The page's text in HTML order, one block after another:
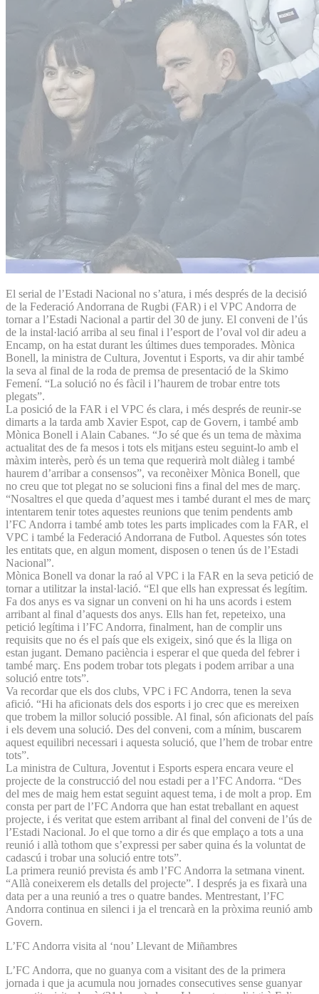
El serial de l’Estadi Nacional no s’atura, i més després de la decisió
de la Federació Andorrana de Rugbi (FAR) i el VPC Andorra de
tornar a l’Estadi Nacional a partir del 30 de juny. El conveni de l’ús
de la instal·lació arriba al seu final i l’esport de l’oval vol dir adeu a
Encamp, on ha estat durant les últimes dues temporades. Mònica
Bonell, la ministra de Cultura, Joventut i Esports, va dir ahir també
la seva al final de la roda de premsa de presentació de la Skimo
Femení. “La solució no és fàcil i l’haurem de trobar entre tots
plegats”.
La posició de la FAR i el VPC és clara, i més després de reunir-se
dimarts a la tarda amb Xavier Espot, cap de Govern, i també amb
Mònica Bonell i Alain Cabanes. “Jo sé que és un tema de màxima
actualitat des de fa mesos i tots els mitjans esteu seguint-lo amb el
màxim interès, però és un tema que requerirà molt diàleg i també
haurem d’arribar a consensos”, va reconèixer Mònica Bonell, que
no creu que tot plegat no se solucioni fins a final del mes de març.
“Nosaltres el que queda d’aquest mes i també durant el mes de març
intentarem tenir totes aquestes reunions que tenim pendents amb
l’FC Andorra i també amb totes les parts implicades com la FAR, el
VPC i també la Federació Andorrana de Futbol. Aquestes són totes
les entitats que, en algun moment, disposen o tenen ús de l’Estadi
Nacional”.
Mònica Bonell va donar la raó al VPC i la FAR en la seva petició de
tornar a utilitzar la instal·lació. “El que ells han expressat és legítim.
Fa dos anys es va signar un conveni on hi ha uns acords i estem
arribant al final d’aquests dos anys. Ells han fet, repeteixo, una
petició legítima i l’FC Andorra, finalment, han de complir uns
requisits que no és el país que els exigeix, sinó que és la lliga on
estan jugant. Demano paciència i esperar el que queda del febrer i
també març. Ens podem trobar tots plegats i podem arribar a una
solució entre tots”.
Va recordar que els dos clubs, VPC i FC Andorra, tenen la seva
afició. “Hi ha aficionats dels dos esports i jo crec que es mereixen
que trobem la millor solució possible. Al final, són aficionats del país
i els devem una solució. Des del conveni, com a mínim, buscarem
aquest equilibri necessari i aquesta solució, que l’hem de trobar entre
tots”.
La ministra de Cultura, Joventut i Esports espera encara veure el
projecte de la construcció del nou estadi per a l’FC Andorra. “Des
del mes de maig hem estat seguint aquest tema, i de molt a prop. Em
consta per part de l’FC Andorra que han estat treballant en aquest
projecte, i és veritat que estem arribant al final del conveni de l’ús de
l’Estadi Nacional. Jo el que torno a dir és que emplaço a tots a una
reunió i allà tothom que s’expressi per saber quina és la voluntat de
cadascú i trobar una solució entre tots”.
La primera reunió prevista és amb l’FC Andorra la setmana vinent.
“Allà coneixerem els detalls del projecte”. I després ja es fixarà una
data per a una reunió a tres o quatre bandes. Mentrestant, l’FC
Andorra continua en silenci i ja el trencarà en la pròxima reunió amb
Govern.
L’FC Andorra visita al ‘nou’ Llevant de Miñambres
L’FC Andorra, que no guanya com a visitant des de la primera
jornada i que ja acumula nou jornades consecutives sense guanyar